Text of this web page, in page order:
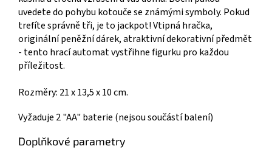
uvedete do pohybu kotouče se známými symboly. Pokud
trefíte správně tři, je to jackpot! Vtipná hračka,
originální peněžní dárek, atraktivní dekorativní předmět
- tento hrací automat vystřihne figurku pro každou
příležitost.
Rozměry: 21 x 13,5 x 10 cm.
Vyžaduje 2 "AA" baterie (nejsou součástí balení)
Doplňkové parametry